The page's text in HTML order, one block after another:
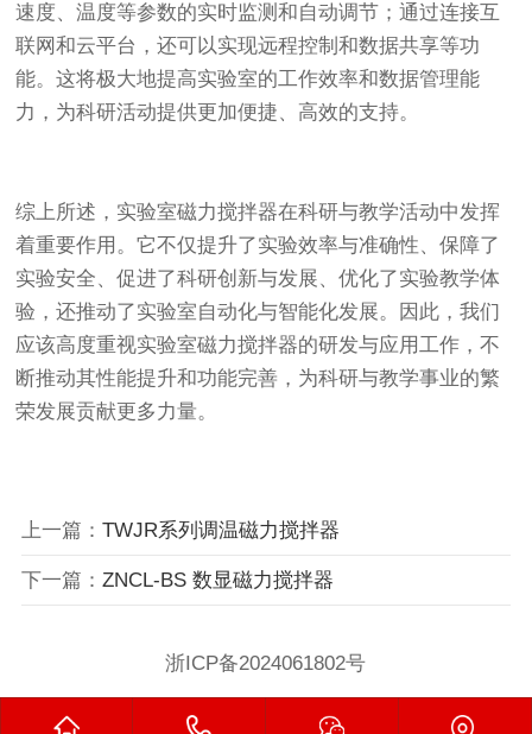
速度、温度等参数的实时监测和自动调节；通过连接互
联网和云平台，还可以实现远程控制和数据共享等功
能。这将极大地提高实验室的工作效率和数据管理能
力，为科研活动提供更加便捷、高效的支持。
综上所述，实验室磁力搅拌器在科研与教学活动中发挥
着重要作用。它不仅提升了实验效率与准确性、保障了
实验安全、促进了科研创新与发展、优化了实验教学体
验，还推动了实验室自动化与智能化发展。因此，我们
应该高度重视实验室磁力搅拌器的研发与应用工作，不
断推动其性能提升和功能完善，为科研与教学事业的繁
荣发展贡献更多力量。
上一篇： TWJR系列调温磁力搅拌器
下一篇： ZNCL-BS 数显磁力搅拌器
浙ICP备2024061802号